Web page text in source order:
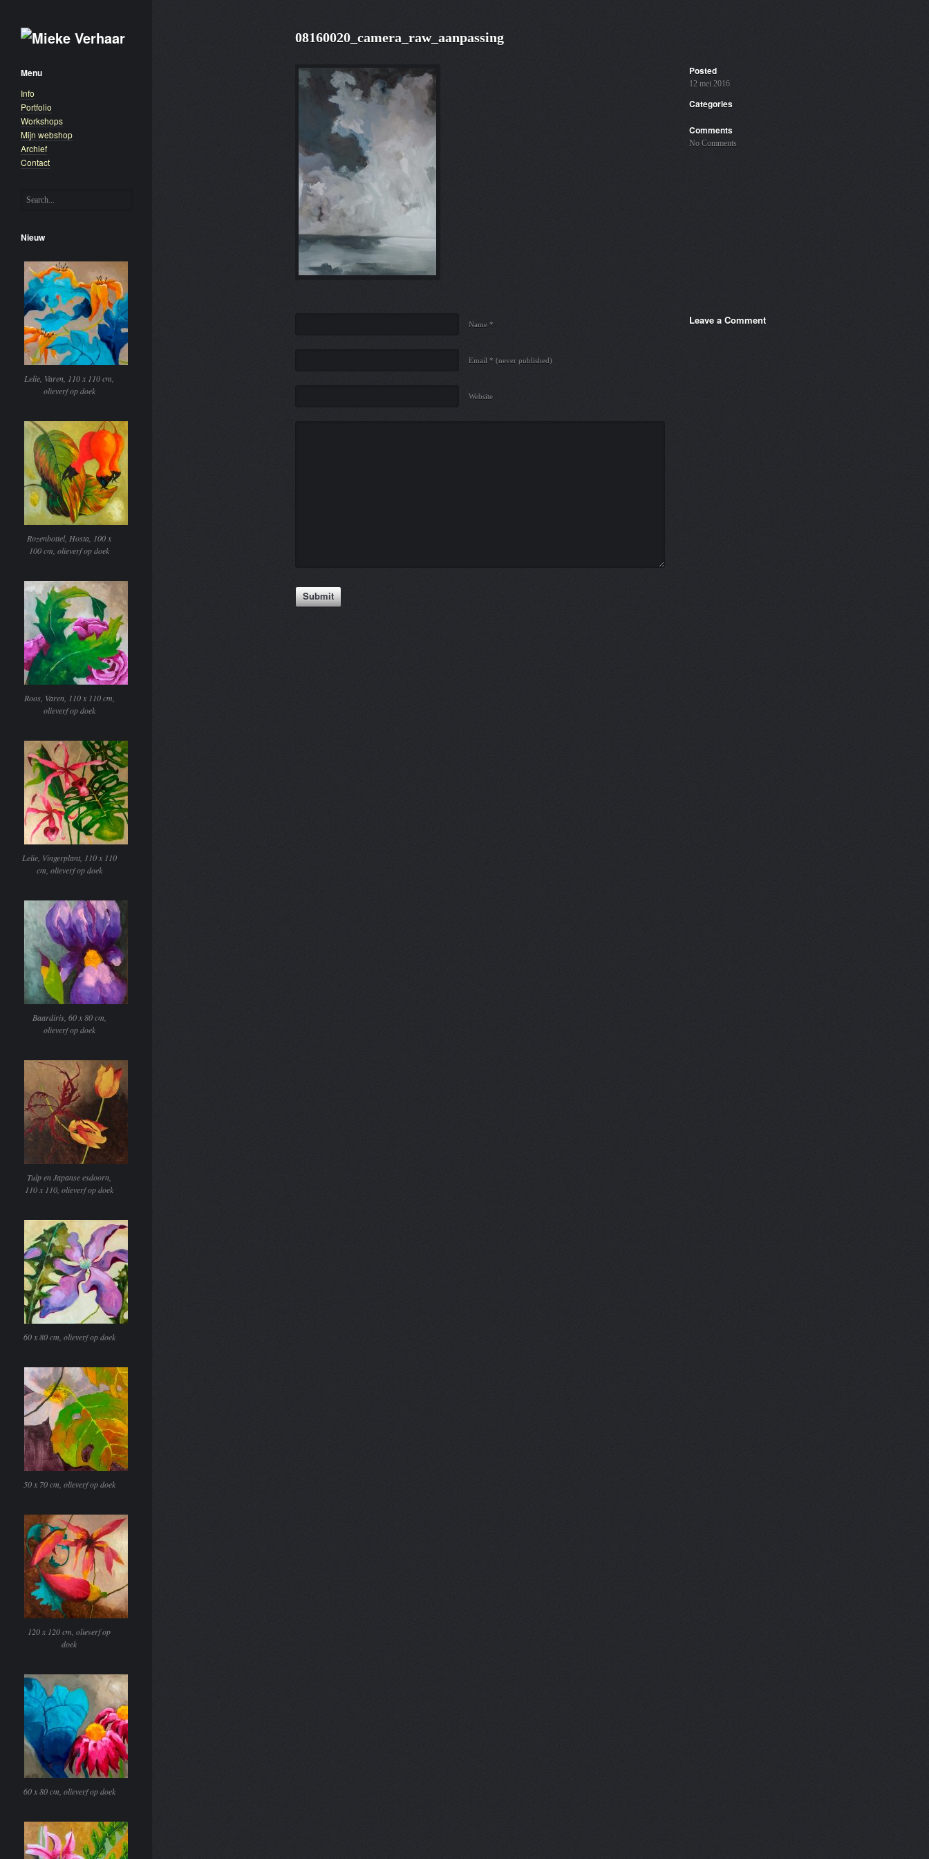
Menu
Info
Portfolio
Workshops
Mijn webshop
Archief
Contact
Nieuw
Lelie, Varen, 110 x 110 cm,
olieverf op doek
Rozenbottel, Hosta, 100 x
100 cm, olieverf op doek
Roos, Varen, 110 x 110 cm,
olieverf op doek
Lelie, Vingerplant, 110 x 110
cm, olieverf op doek
Baardiris, 60 x 80 cm,
olieverf op doek
Tulp en Japanse esdoorn,
110 x 110, olieverf op doek
60 x 80 cm, olieverf op doek
50 x 70 cm, olieverf op doek
120 x 120 cm, olieverf op
doek
60 x 80 cm, olieverf op doek
08160020_camera_raw_aanpassing
Posted
12 mei 2016
Categories
Comments
No Comments
Leave a Comment
Name *
Email * (never published)
Website